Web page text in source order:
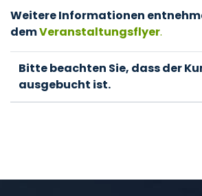
Weitere Informationen
demVeranstaltungsflyer.
Bitte beachten Sie, dass der
ausgebucht ist.